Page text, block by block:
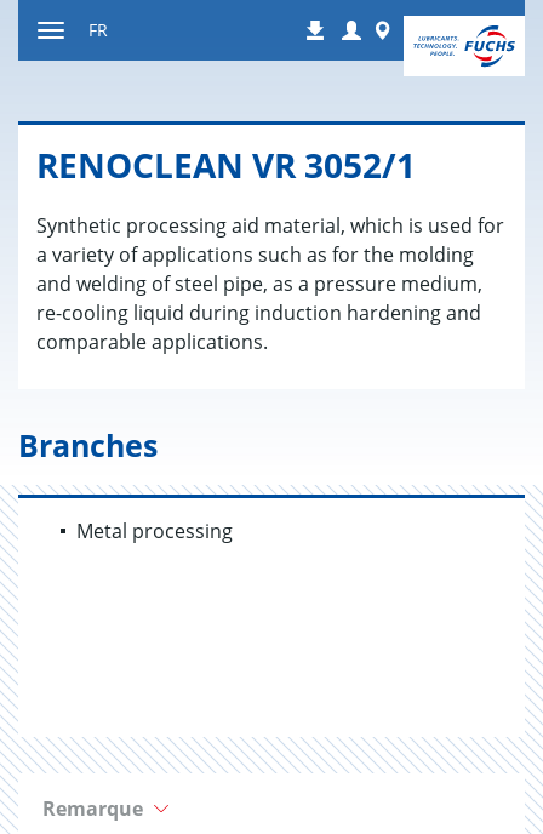
Téléchargements
Login Worldwide
FR
RENO­CLEAN VR 3052/1
Synthetic processing aid material, which is used for
a variety of applications such as for the molding
and welding of steel pipe, as a pressure medium,
re-cooling liquid during induction hardening and
comparable applications.
Branches
Metal processing
Remarque